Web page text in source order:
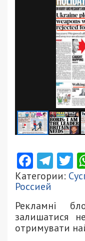
Категории:
Россией
Рекламні
залишатися
отримувати